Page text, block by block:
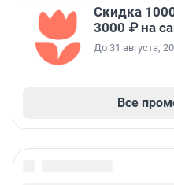
Скидка
3000 ₽ на
До 31 августа,
Все